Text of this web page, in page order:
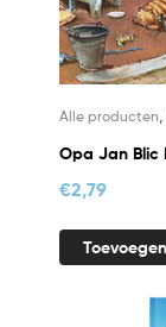
Alle producten
Opa Jan Blic
€2,79